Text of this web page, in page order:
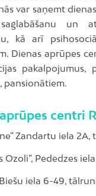
var saņemt
un
kā arī
Dienas aprūpes
pakalpojumus,
pansionātiem.
centri
Zandartu iela 2A,
Ozoli”, Pededzes
iela 6-49,